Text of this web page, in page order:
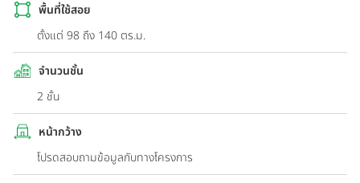
พื้นที่ใช้สอย
ตั้งแต่ 98 ถึง 140 ตร.ม.
จำนวนชั้น
2 ชั้น
หน้ากว้าง
โปรดสอบถามข้อมูลกับทางโครงการ